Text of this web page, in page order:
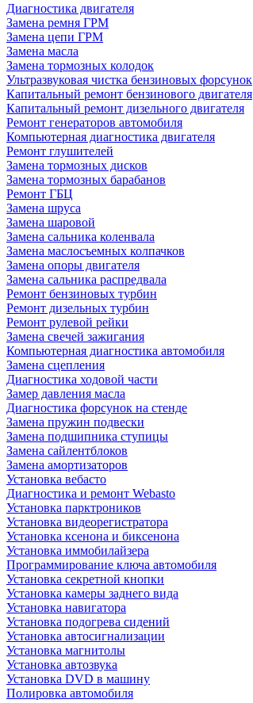
Диагностика двигателя
Замена ремня ГРМ
Замена цепи ГРМ
Замена масла
Замена тормозных колодок
Ультразвуковая чистка бензиновых форсунок
Капитальный ремонт бензинового двигателя
Капитальный ремонт дизельного двигателя
Ремонт генераторов автомобиля
Компьютерная диагностика двигателя
Ремонт глушителей
Замена тормозных дисков
Замена тормозных барабанов
Ремонт ГБЦ
Замена шруса
Замена шаровой
Замена сальника коленвала
Замена маслосъемных колпачков
Замена опоры двигателя
Замена сальника распредвала
Ремонт бензиновых турбин
Ремонт дизельных турбин
Ремонт рулевой рейки
Замена свечей зажигания
Компьютерная диагностика автомобиля
Замена сцепления
Диагностика ходовой части
Замер давления масла
Диагностика форсунок на стенде
Замена пружин подвески
Замена подшипника ступицы
Замена сайлентблоков
Замена амортизаторов
Установка вебасто
Диагностика и ремонт Webasto
Установка парктроников
Установка видеорегистратора
Установка ксенона и биксенона
Установка иммобилайзера
Программирование ключа автомобиля
Установка секретной кнопки
Установка камеры заднего вида
Установка навигатора
Установка подогрева сидений
Установка автосигнализации
Установка магнитолы
Установка автозвука
Установка DVD в машину
Полировка автомобиля